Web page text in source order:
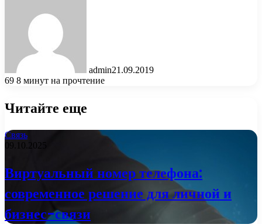
admin21.09.2019
69 8 минут на прочтение
Читайте еще
Связь
09.10.2025
Виртуальный номер телефона:
современное решение для личной и
бизнес-связи